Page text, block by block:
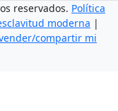
reservados. Política
moderna |
compartir mi